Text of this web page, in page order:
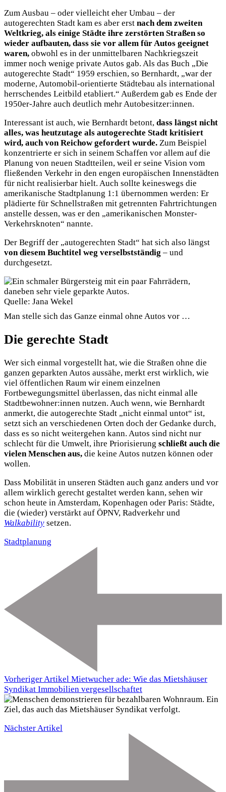
Zum Ausbau – oder vielleicht eher Umbau – der
autogerechten Stadt kam es aber erst nach dem zweiten
Weltkrieg, als einige Städte ihre zerstörten Straßen so
wieder aufbauten, dass sie vor allem für Autos geeignet
waren, obwohl es in der unmittelbaren Nachkriegszeit
immer noch wenige private Autos gab. Als das Buch „Die
autogerechte Stadt“ 1959 erschien, so Bernhardt, „war der
moderne, Automobil-orientierte Städtebau als international
herrschendes Leitbild etabliert.“ Außerdem gab es Ende der
1950er-Jahre auch deutlich mehr Autobesitzer:innen.
Interessant ist auch, wie Bernhardt betont, dass längst nicht
alles, was heutzutage als autogerechte Stadt kritisiert
wird, auch von Reichow gefordert wurde. Zum Beispiel
konzentrierte er sich in seinem Schaffen vor allem auf die
Planung von neuen Stadtteilen, weil er seine Vision vom
fließenden Verkehr in den engen europäischen Innenstädten
für nicht realisierbar hielt. Auch sollte keineswegs die
amerikanische Stadtplanung 1:1 übernommen werden: Er
plädierte für Schnellstraßen mit getrennten Fahrtrichtungen
anstelle dessen, was er den „amerikanischen Monster-
Verkehrsknoten“ nannte.
Der Begriff der „autogerechten Stadt“ hat sich also längst
von diesem Buchtitel weg verselbstständig – und
durchgesetzt.
Quelle: Jana Wekel
Man stelle sich das Ganze einmal ohne Autos vor …
Die gerechte Stadt
Wer sich einmal vorgestellt hat, wie die Straßen ohne die
ganzen geparkten Autos aussähe, merkt erst wirklich, wie
viel öffentlichen Raum wir einem einzelnen
Fortbewegungsmittel überlassen, das nicht einmal alle
Stadtbewohner:innen nutzen. Auch wenn, wie Bernhardt
anmerkt, die autogerechte Stadt „nicht einmal untot“ ist,
setzt sich an verschiedenen Orten doch der Gedanke durch,
dass es so nicht weitergehen kann. Autos sind nicht nur
schlecht für die Umwelt, ihre Priorisierung schließt auch die
vielen Menschen aus, die keine Autos nutzen können oder
wollen.
Dass Mobilität in unseren Städten auch ganz anders und vor
allem wirklich gerecht gestaltet werden kann, sehen wir
schon heute in Amsterdam, Kopenhagen oder Paris: Städte,
die (wieder) verstärkt auf ÖPNV, Radverkehr und
Walkability setzen.
Stadtplanung
Vorheriger Artikel Mietwucher ade: Wie das Mietshäuser
Syndikat Immobilien vergesellschaftet
Nächster Artikel